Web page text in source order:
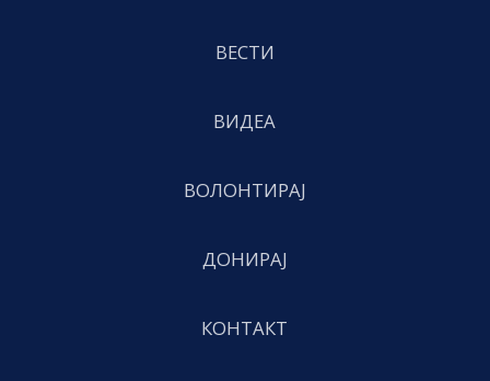
ВЕСТИ
ВИДЕА
ВОЛОНТИРАЈ
ДОНИРАЈ
КОНТАКТ